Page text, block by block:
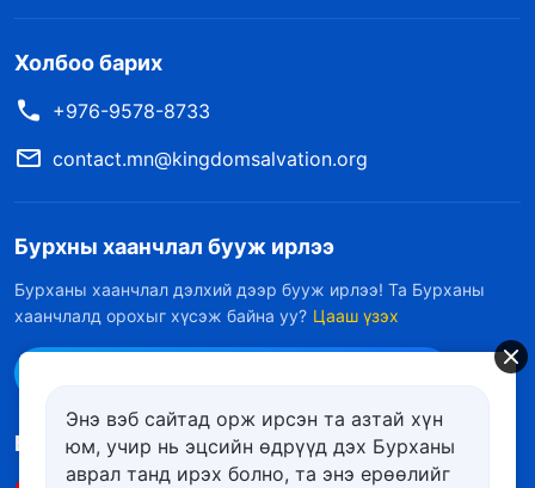
Холбоо барих
+976-9578-8733
contact.mn@kingdomsalvation.org
Бурхны хаанчлал бууж ирлээ
Бурханы хаанчлал дэлхий дээр бууж ирлээ! Та Бурханы
хаанчлалд орохыг хүсэж байна уу? Цааш үзэх
Биднийг дагах
Энэ вэб сайтад орж ирсэн та азтай хүн
юм, учир нь эцсийн өдрүүд дэх Бурханы
аврал танд ирэх болно, та энэ ерѳѳлийг